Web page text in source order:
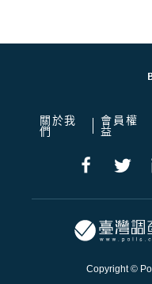
關於我
們
會員權
益
Copyright ©